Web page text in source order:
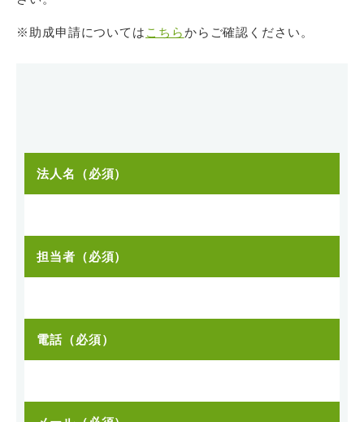
※助成申請については こちらからご確認ください。
法人名（必須）
担当者（必須）
電話（必須）